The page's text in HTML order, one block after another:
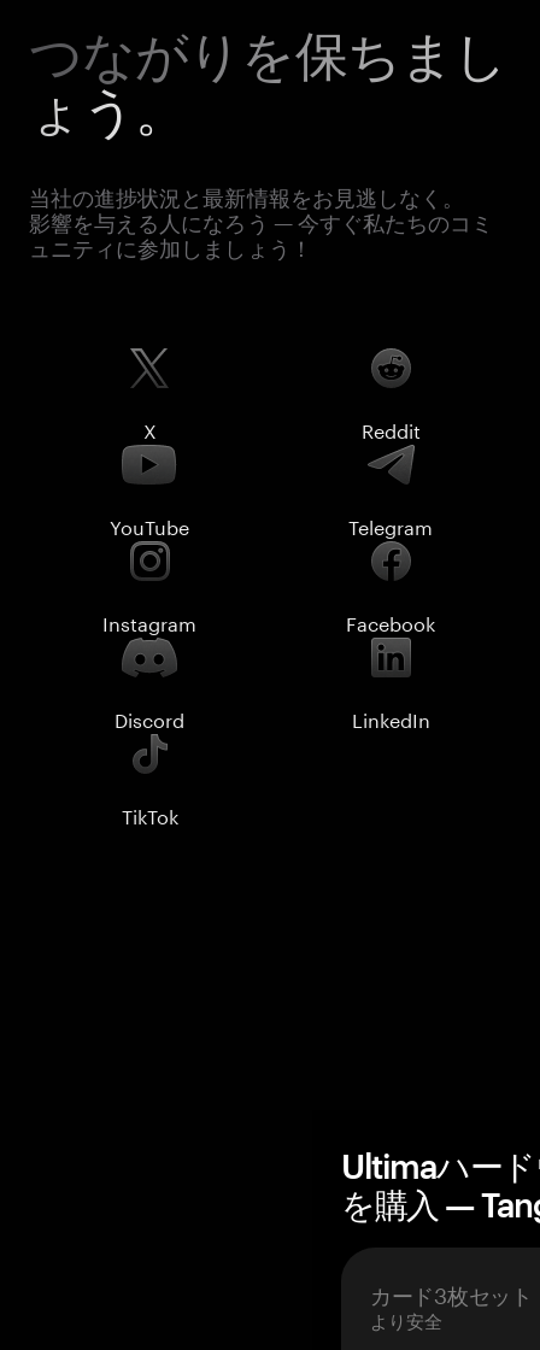
つながりを保ちまし
ょう。
当社の進捗状況と最新情報をお見逃しなく。
影響を与える人になろう — 今すぐ私たちのコミ
ュニティに参加しましょう！
X Reddit
YouTube Telegram
Instagram Facebook
Discord LinkedIn
TikTok
Ultimaハー
を購入 —
カード3枚セット
より安全